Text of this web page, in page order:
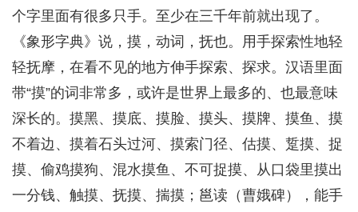
个字里面有很多只手。至少在三千年前就出现了。
《象形字典》说，摸，动词，抚也。用手探索性地轻
轻抚摩，在看不见的地方伸手探索、探求。汉语里面
带“摸”的词非常多，或许是世界上最多的、也最意味
深长的。摸黑、摸底、摸脸、摸头、摸牌、摸鱼、摸
不着边、摸着石头过河、摸索门径、估摸、踅摸、捉
摸、偷鸡摸狗、混水摸鱼、不可捉摸、从口袋里摸出
一分钱、触摸、抚摸、揣摸；邕读（曹娥碑），能手